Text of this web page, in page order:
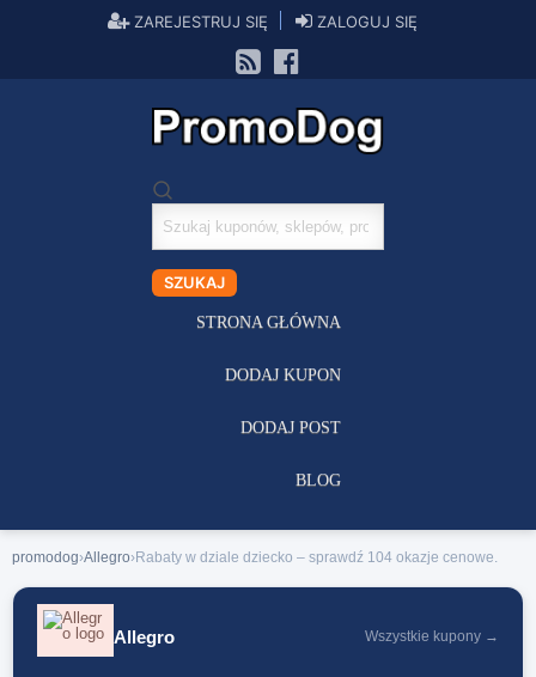
ZAREJESTRUJ SIĘ ZALOGUJ SIĘ
Szukaj
kuponów
SZUKAJ
STRONA GŁÓWNA
DODAJ KUPON
DODAJ POST
BLOG
promodog›Allegro›Rabaty w dziale dziecko – sprawdź 104 okazje cenowe.
Allegro Wszystkie kupony →